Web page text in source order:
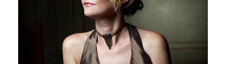
ZELENKA CONFERENCE PRAGUE